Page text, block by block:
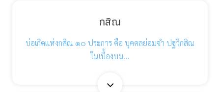
กสิณ
บ่อเกิดแห่งกสิณ ๑๐ ประการ คือ บุคคลย่อมจำ ปฐวีกสิณ
ในเบื้องบน…